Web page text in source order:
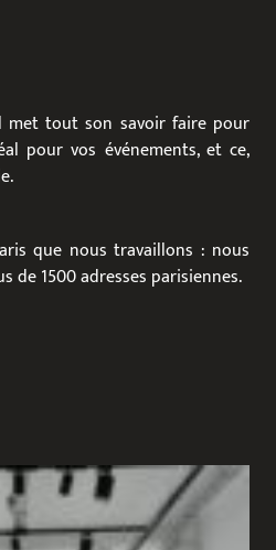
met tout son savoir faire pour
pour vos événements, et ce,
que nous travaillons : nous
de 1500 adresses parisiennes.